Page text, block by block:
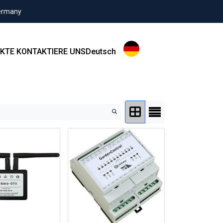
KONTAKTIERE UNSDeutsch